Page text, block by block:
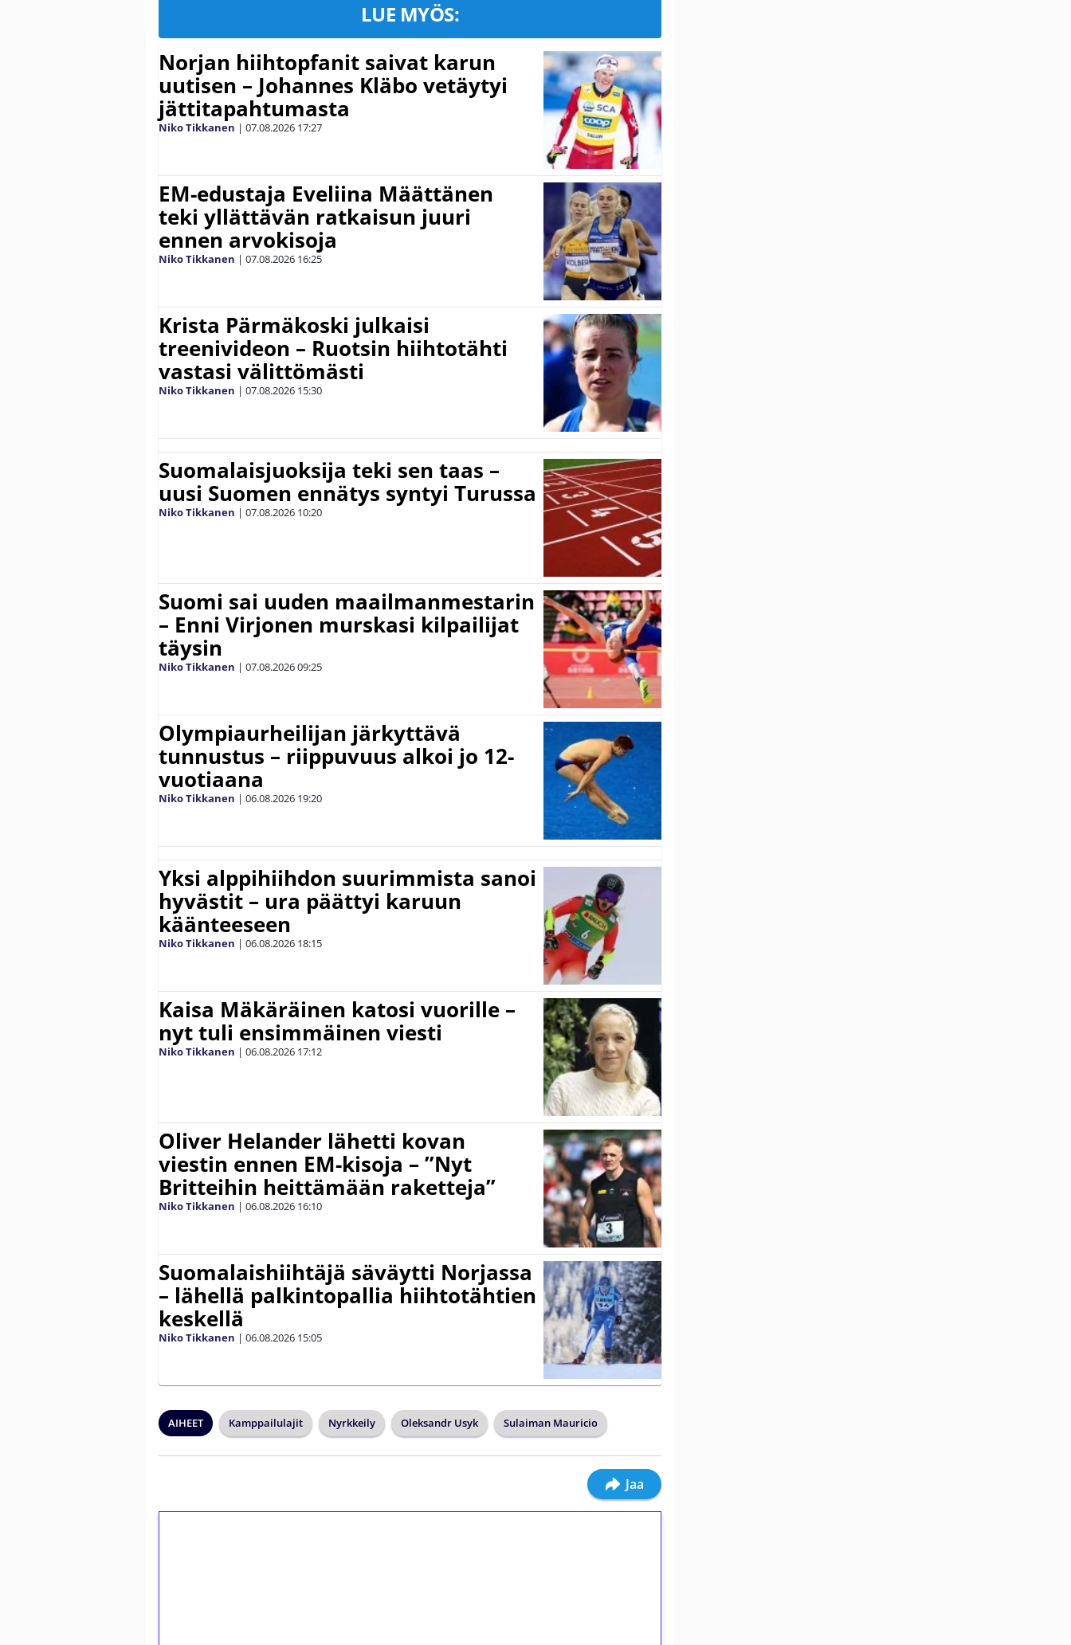
LUE MYÖS:
Norjan hiihtopfanit saivat karun
uutisen – Johannes Kläbo vetäytyi
jättitapahtumasta
Niko Tikkanen | 07.08.2026 17:27
EM-edustaja Eveliina Määttänen
teki yllättävän ratkaisun juuri
ennen arvokisoja
Niko Tikkanen | 07.08.2026 16:25
Krista Pärmäkoski julkaisi
treenivideon – Ruotsin hiihtotähti
vastasi välittömästi
Niko Tikkanen | 07.08.2026 15:30
Suomalaisjuoksija teki sen taas –
uusi Suomen ennätys syntyi Turussa
Niko Tikkanen | 07.08.2026 10:20
Suomi sai uuden maailmanmestarin
– Enni Virjonen murskasi kilpailijat
täysin
Niko Tikkanen | 07.08.202609:25
Olympiaurheilijan järkyttävä
tunnustus – riippuvuus alkoi jo 12-
vuotiaana
Niko Tikkanen | 06.08.2026 19:20
Yksi alppihiihdon suurimmista sanoi
hyvästit – ura päättyi karuun
käänteeseen
Niko Tikkanen | 06.08.2026 18:15
Kaisa Mäkäräinen katosi vuorille –
nyt tuli ensimmäinen viesti
Niko Tikkanen | 06.08.2026 17:12
Oliver Helander lähetti kovan
viestin ennen EM-kisoja – ”Nyt
Britteihin heittämään raketteja”
Niko Tikkanen | 06.08.2026 16:10
Suomalaishiihtäjä säväytti Norjassa
– lähellä palkintopallia hiihtotähtien
keskellä
Niko Tikkanen | 06.08.2026 15:05
AIHEET Kamppailulajit Nyrkkeily Oleksandr Usyk Sulaiman Mauricio
Jaa